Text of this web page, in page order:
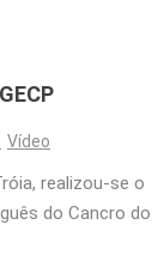
Vídeo
realizou-se o
do Cancro do